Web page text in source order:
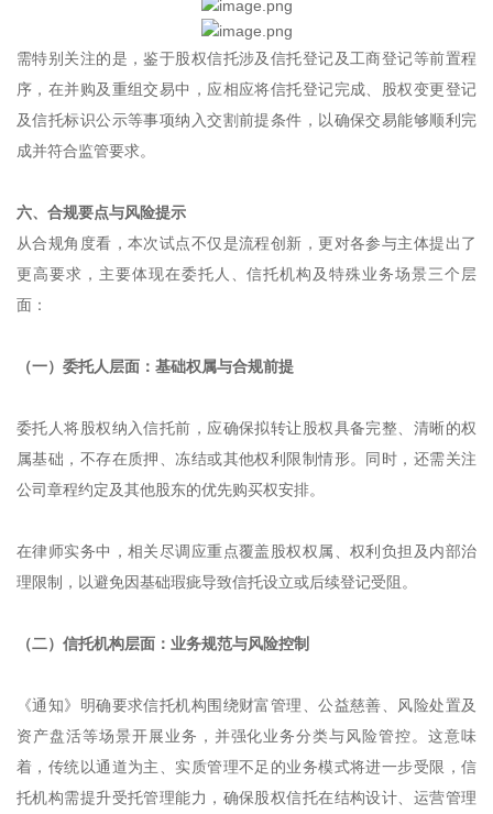
需特别关注的是，鉴于股权信托涉及信托登记及工商登记等前置程
序，在并购及重组交易中，应相应将信托登记完成、股权变更登记
及信托标识公示等事项纳入交割前提条件，以确保交易能够顺利完
成并符合监管要求。
六、合规要点与风险提示
从合规角度看，本次试点不仅是流程创新，更对各参与主体提出了
更高要求，主要体现在委托人、信托机构及特殊业务场景三个层
面：
（一）委托人层面：基础权属与合规前提
委托人将股权纳入信托前，应确保拟转让股权具备完整、清晰的权
属基础，不存在质押、冻结或其他权利限制情形。同时，还需关注
公司章程约定及其他股东的优先购买权安排。
在律师实务中，相关尽调应重点覆盖股权权属、权利负担及内部治
理限制，以避免因基础瑕疵导致信托设立或后续登记受阻。
（二）信托机构层面：业务规范与风险控制
《通知》明确要求信托机构围绕财富管理、公益慈善、风险处置及
资产盘活等场景开展业务，并强化业务分类与风险管控。这意味
着，传统以通道为主、实质管理不足的业务模式将进一步受限，信
托机构需提升受托管理能力，确保股权信托在结构设计、运营管理